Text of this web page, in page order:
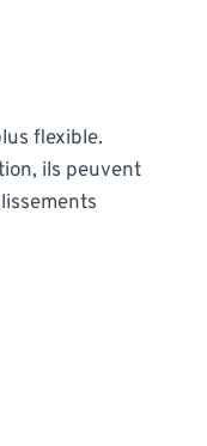
flexible.
ils peuvent